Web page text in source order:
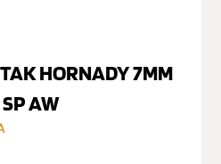
HORNADY 7MM
AW